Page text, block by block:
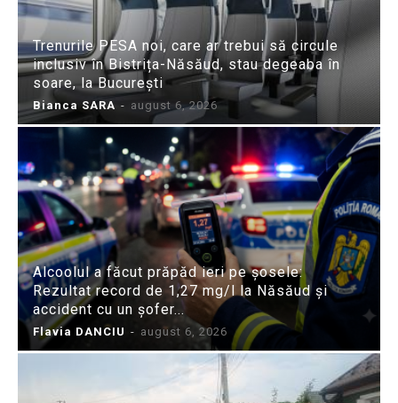
Trenurile PESA noi, care ar trebui să circule
inclusiv în Bistrița-Năsăud, stau degeaba în
soare, la București
Bianca SARA - august 6, 2026
Alcoolul a făcut prăpăd ieri pe șosele:
Rezultat record de 1,27 mg/l la Năsăud și
accident cu un șofer...
Flavia DANCIU - august 6, 2026